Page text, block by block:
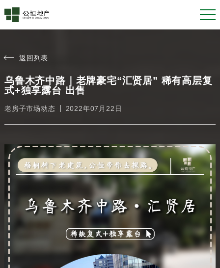
返回列表
乌鲁木齐中路｜老牌豪宅“汇贤居” 稀有高层复
式+独享露台 出售
老房子市场动态 2022年07月22日